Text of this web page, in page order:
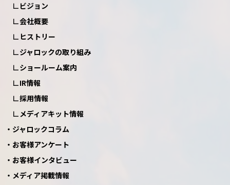
ビジョン
会社概要
ヒストリー
ジャロックの取り組み
ショールーム案内
IR情報
採用情報
メディアキット情報
ジャロックコラム
お客様アンケート
お客様インタビュー
メディア掲載情報